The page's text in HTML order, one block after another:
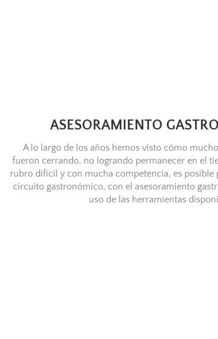
ASESORAMIENTO
A lo largo de los años hemos visto cómo
fueron cerrando, no logrando permanecer en el
rubro difícil y con mucha competencia, es posible
circuito gastronómico, con el asesoramiento
uso de las herramientas